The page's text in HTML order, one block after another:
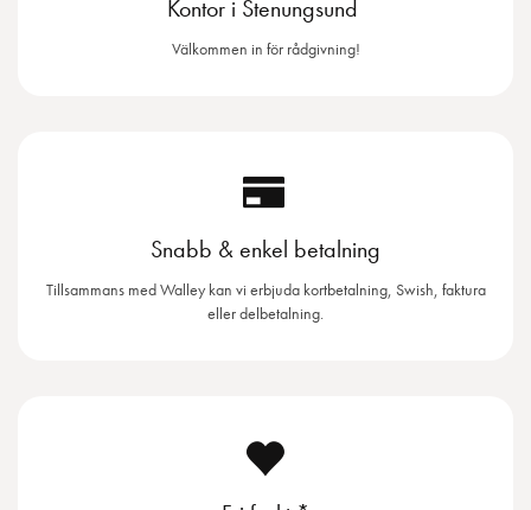
Kontor i Stenungsund
Välkommen in för rådgivning!
Snabb & enkel betalning
Tillsammans med Walley kan vi erbjuda kortbetalning, Swish, faktura
eller delbetalning.